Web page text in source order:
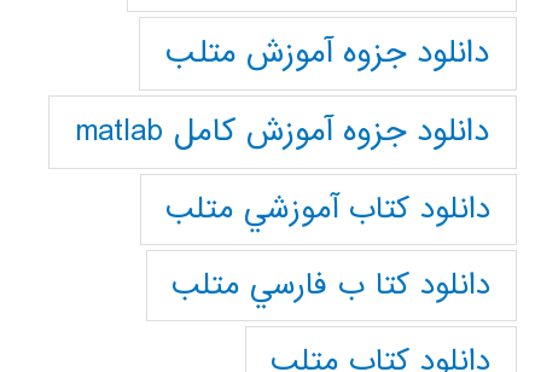
دانلود جزوه آموزش متلب
دانلود جزوه آموزش کامل matlab
دانلود كتاب آموزشي متلب
دانلود كتا ب فارسي متلب
دانلود كتاب متلب